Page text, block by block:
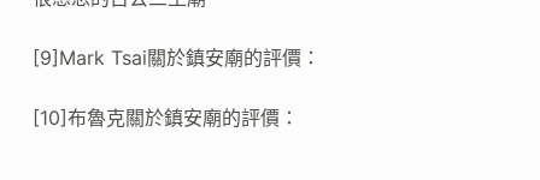
[9]Mark Tsai關於鎮安廟的評價：
[10]布魯克關於鎮安廟的評價：